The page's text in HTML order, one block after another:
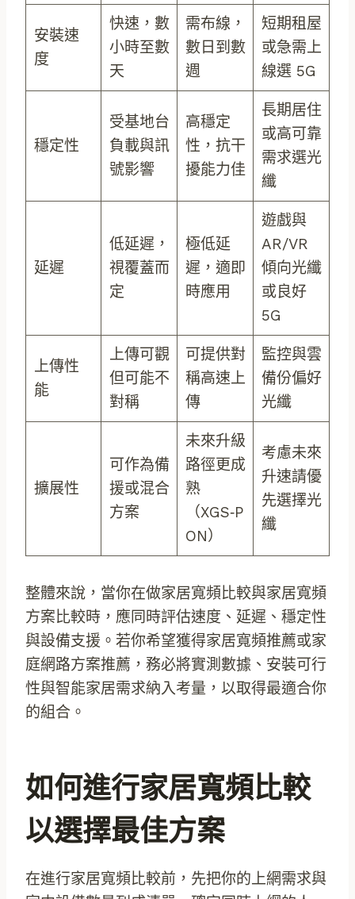
安裝速
度
快速，數
小時至數
天
需布線，
數日到數
週
短期租屋
或急需上
線選 5G
穩定性
受基地台
負載與訊
號影響
高穩定
性，抗干
擾能力佳
長期居住
或高可靠
需求選光
纖
延遲
低延遲，
視覆蓋而
定
極低延
遲，適即
時應用
遊戲與
AR/VR
傾向光纖
或良好
5G
上傳性
能
上傳可觀
但可能不
對稱
可提供對
稱高速上
傳
監控與雲
備份偏好
光纖
擴展性
可作為備
援或混合
方案
未來升級
路徑更成
熟
（XGS‑P
ON）
考慮未來
升速請優
先選擇光
纖
整體來說，當你在做家居寬頻比較與家居寬頻
方案比較時，應同時評估速度、延遲、穩定性
與設備支援。若你希望獲得家居寬頻推薦或家
庭網路方案推薦，務必將實測數據、安裝可行
性與智能家居需求納入考量，以取得最適合你
的組合。
如何進行家居寬頻比較
以選擇最佳方案
在進行家居寬頻比較前，先把你的上網需求與